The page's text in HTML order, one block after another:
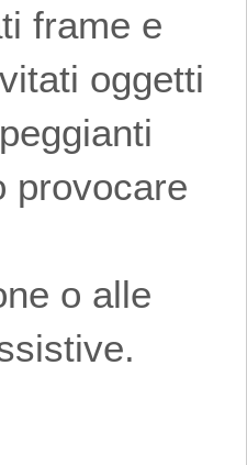
frame e
oggetti
provocare
o alle